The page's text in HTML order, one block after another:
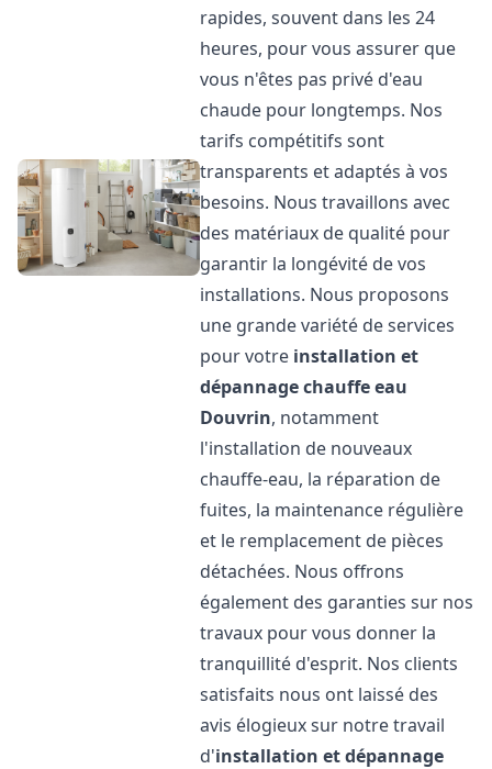
rapides, souvent dans les 24
heures, pour vous assurer que
vous n'êtes pas privé d'eau
chaude pour longtemps. Nos
tarifs compétitifs sont
transparents et adaptés à vos
besoins. Nous travaillons avec
des matériaux de qualité pour
garantir la longévité de vos
installations. Nous proposons
une grande variété de services
pour votre installation et
dépannage chauffe eau
Douvrin, notamment
l'installation de nouveaux
chauffe-eau, la réparation de
fuites, la maintenance régulière
et le remplacement de pièces
détachées. Nous offrons
également des garanties sur nos
travaux pour vous donner la
tranquillité d'esprit. Nos clients
satisfaits nous ont laissé des
avis élogieux sur notre travail
d'installation et dépannage